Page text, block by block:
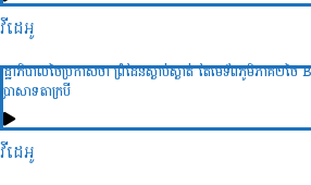
វីដេអូ
រដ្ឋាភិបាលថៃប្រកាសថា ព្រំដែនស្ងាប់ស្ងាត់ តែមេទ័ពភូមិភាគ២
ប្រាសាទតាក្របី
វីដេអូ